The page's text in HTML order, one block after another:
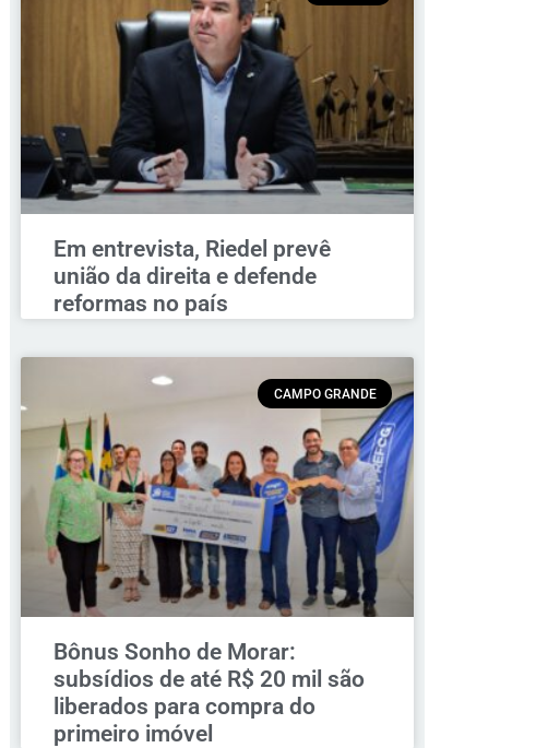
Em entrevista, Riedel prevê
união da direita e defende
reformas no país
CAMPO GRANDE
Bônus Sonho de Morar:
subsídios de até R$ 20 mil são
liberados para compra do
primeiro imóvel